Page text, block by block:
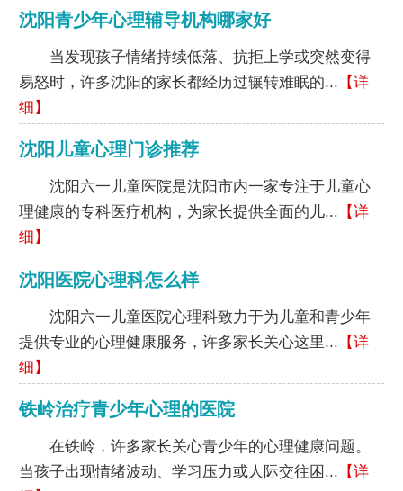
沈阳青少年心理辅导机构哪家好
当发现孩子情绪持续低落、抗拒上学或突然变得
易怒时，许多沈阳的家长都经历过辗转难眠的... 【详
细】
沈阳儿童心理门诊推荐
沈阳六一儿童医院是沈阳市内一家专注于儿童心
理健康的专科医疗机构，为家长提供全面的儿... 【详
细】
沈阳医院心理科怎么样
沈阳六一儿童医院心理科致力于为儿童和青少年
提供专业的心理健康服务，许多家长关心这里... 【详
细】
铁岭治疗青少年心理的医院
在铁岭，许多家长关心青少年的心理健康问题。
当孩子出现情绪波动、学习压力或人际交往困... 【详